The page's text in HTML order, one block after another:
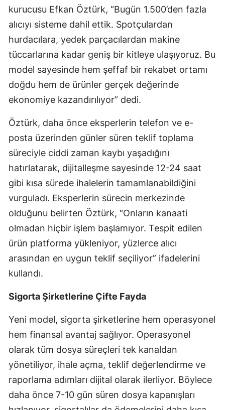
Erzincan
Erzurum
Eskişehir
Gaziantep
Gümüşhane
Hakkari
Hatay
Isparta
Mersin
İstanbul
İzmir
Kars
Kayseri
Kırklareli
Kırşehir
Kocaeli
Konya
Kütahya
kurucusu Efkan Öztürk, “Bugün 1.500’den fazla
alıcıyı sisteme dahil ettik. Spotçulardan
hurdacılara, yedek parçacılardan makine
tüccarlarına kadar geniş bir kitleye ulaşıyoruz. Bu
model sayesinde hem şeffaf bir rekabet ortamı
doğdu hem de ürünler gerçek değerinde
ekonomiye kazandırılıyor” dedi.
Öztürk, daha önce eksperlerin telefon ve e-
posta üzerinden günler süren teklif toplama
süreciyle ciddi zaman kaybı yaşadığını
hatırlatarak, dijitalleşme sayesinde 12-24 saat
gibi kısa sürede ihalelerin tamamlanabildiğini
vurguladı. Eksperlerin sürecin merkezinde
olduğunu belirten Öztürk, “Onların kanaati
olmadan hiçbir işlem başlamıyor. Tespit edilen
ürün platforma yükleniyor, yüzlerce alıcı
arasından en uygun teklif seçiliyor” ifadelerini
kullandı.
Sigorta Şirketlerine Çifte Fayda
Yeni model, sigorta şirketlerine hem operasyonel
hem finansal avantaj sağlıyor. Operasyonel
olarak tüm dosya süreçleri tek kanaldan
yönetiliyor, ihale açma, teklif değerlendirme ve
raporlama adımları dijital olarak ilerliyor. Böylece
daha önce 7-10 gün süren dosya kapanışları